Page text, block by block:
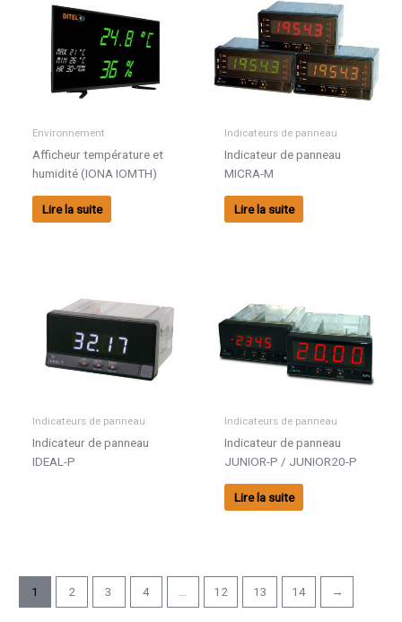
Environnement
Afficheur température et
humidité (IONA IOMTH)
Lire la suite
Indicateurs de panneau
Indicateur de panneau
MICRA-M
Lire la suite
Indicateurs de panneau
Indicateur de panneau
IDEAL-P
Indicateurs de panneau
Indicateur de panneau
JUNIOR-P / JUNIOR20-P
Lire la suite
1 2 3 4 12 13 14 →